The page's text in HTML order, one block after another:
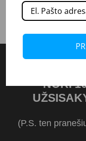
NORI
(P.S. ten